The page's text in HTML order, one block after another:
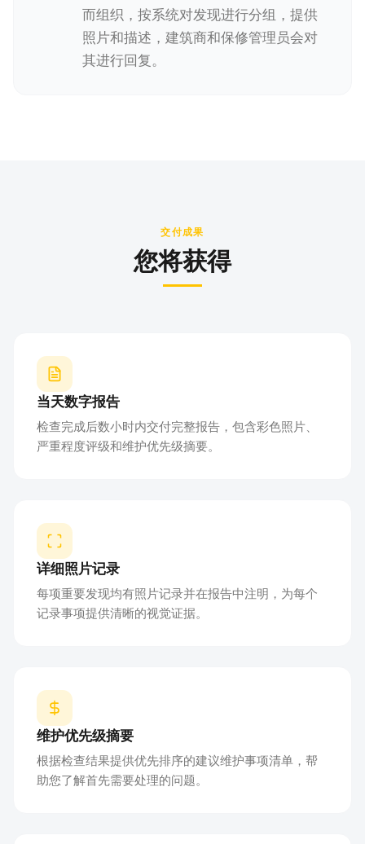
而组织，按系统对发现进行分组，提供
照片和描述，建筑商和保修管理员会对
其进行回复。
交付成果
您将获得
当天数字报告
检查完成后数小时内交付完整报告，包含彩色照片、
严重程度评级和维护优先级摘要。
详细照片记录
每项重要发现均有照片记录并在报告中注明，为每个
记录事项提供清晰的视觉证据。
维护优先级摘要
根据检查结果提供优先排序的建议维护事项清单，帮
助您了解首先需要处理的问题。